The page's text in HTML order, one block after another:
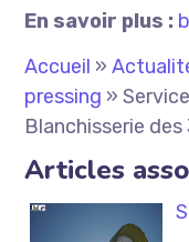
En savoir plus :
Accueil »
pressing »
Blanchisserie des
Articles